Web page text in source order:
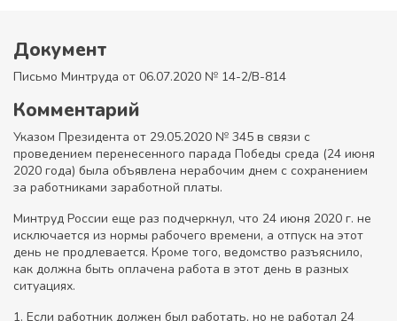
Документ
Письмо Минтруда от 06.07.2020 № 14-2/В-814
Комментарий
Указом Президента от 29.05.2020 № 345 в связи с
проведением перенесенного парада Победы среда (24 июня
2020 года) была объявлена нерабочим днем с сохранением
за работниками заработной платы.
Минтруд России еще раз подчеркнул, что 24 июня 2020 г. не
исключается из нормы рабочего времени, а отпуск на этот
день не продлевается. Кроме того, ведомство разъяснило,
как должна быть оплачена работа в этот день в разных
ситуациях.
1. Если работник должен был работать, но не работал 24